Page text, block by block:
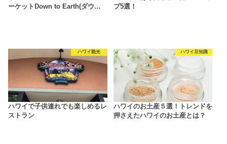
ーケットDown to Earth(ダウ…
プ5選！
ハワイ観光
ハワイで子供連れでも楽しめるレ
ストラン
ハワイ豆知識
ハワイのお土産５選！トレンドを
押さえたハワイのお土産とは？